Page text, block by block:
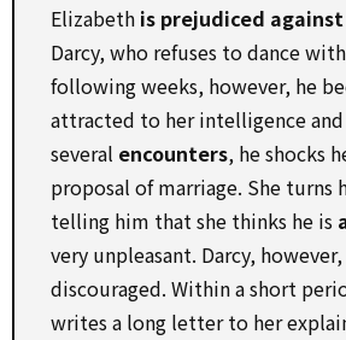
Elizabeth is prejudiced against
Darcy, who refuses to dance
following weeks, however, he
attracted to her intelligence
several encounters, he shocks
proposal of marriage. She turns
telling him that she thinks he is
very unpleasant. Darcy,
discouraged. Within a short
writes a long letter to her